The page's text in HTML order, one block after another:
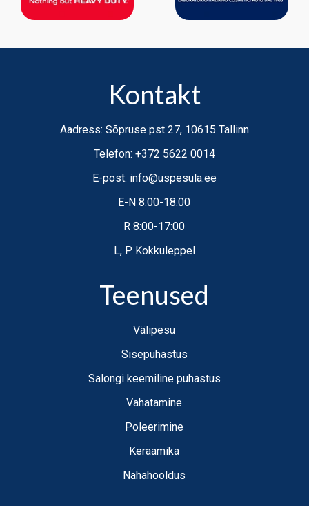
Kontakt
Aadress: Sõpruse pst 27, 10615 Tallinn
Telefon: +372 5622 0014
E-post: info@uspesula.ee
E-N 8:00-18:00
R 8:00-17:00
L, P Kokkuleppel
Teenused
Välipesu
Sisepuhastus
Salongi keemiline puhastus
Vahatamine
Poleerimine
Keraamika
Nahahooldus